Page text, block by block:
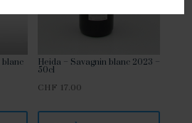
blanc Heida – Savagnin blanc 2023 –
50cl
CHF 17.00